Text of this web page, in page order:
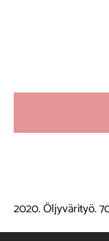
2020. Öljyvärityö.